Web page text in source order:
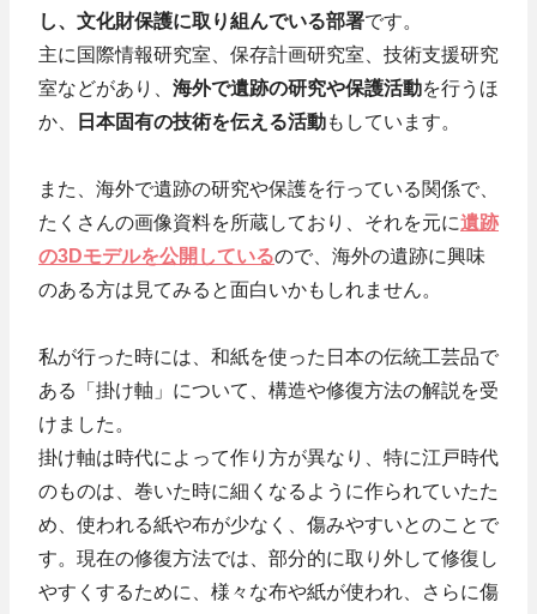
し、文化財保護に取り組んでいる部署です。
主に国際情報研究室、保存計画研究室、技術支援研究
室などがあり、 海外で遺跡の研究や保護活動を行うほ
か、
日本固有の技術を伝える活動もしています。
また、海外で遺跡の研究や保護を行っている関係で、
たくさんの画像資料を所蔵しており、それを元に遺跡
の3Dモデルを公開しているので、海外の遺跡に興味
のある方は見てみると面白いかもしれません。
私が行った時には、和紙を使った日本の伝統工芸品で
ある「掛け軸」について、構造や修復方法の解説を受
けました。
掛け軸は時代によって作り方が異なり、特に江戸時代
のものは、巻いた時に細くなるように作られていたた
め、使われる紙や布が少なく、傷みやすいとのことで
す。現在の修復方法では、部分的に取り外して修復し
やすくするために、様々な布や紙が使われ、さらに傷